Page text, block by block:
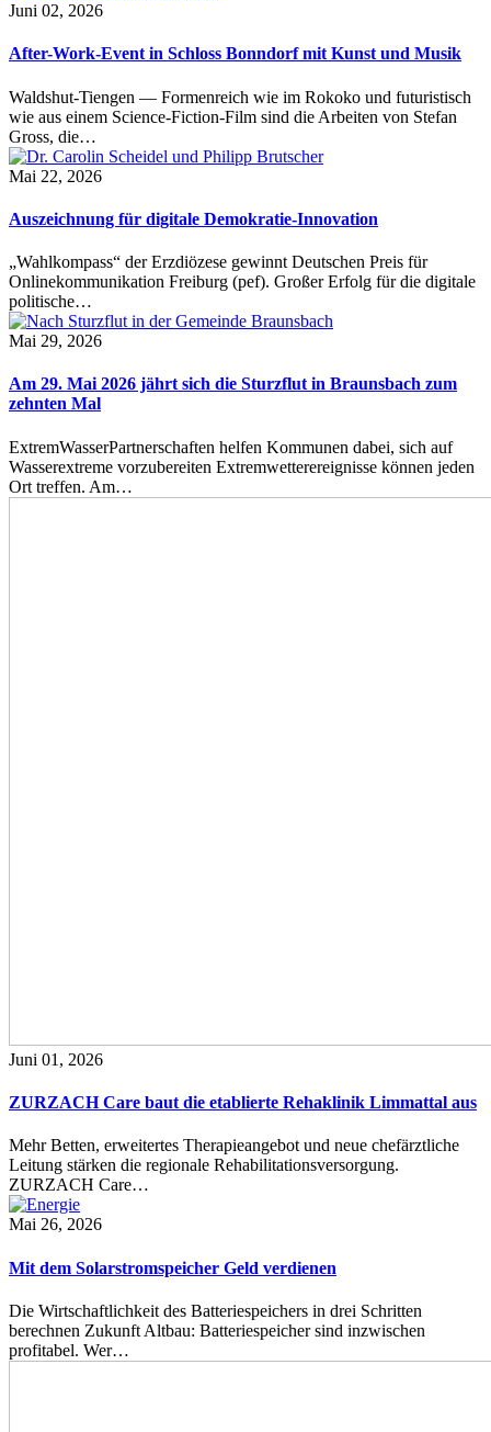
Juni 02, 2026
After-Work-Event in Schloss Bonndorf mit Kunst und Musik
Waldshut-Tiengen — Formenreich wie im Rokoko und futuristisch
wie aus einem Science-Fiction-Film sind die Arbeiten von Stefan
Gross, die…
Mai 22, 2026
Auszeichnung für digitale Demokratie-Innovation
„Wahlkompass“ der Erzdiözese gewinnt Deutschen Preis für
Onlinekommunikation Freiburg (pef). Großer Erfolg für die digitale
politische…
Mai 29, 2026
Am 29. Mai 2026 jährt sich die Sturzflut in Braunsbach zum
zehnten Mal
ExtremWasserPartnerschaften helfen Kommunen dabei, sich auf
Wasserextreme vorzubereiten Extremwetterereignisse können jeden
Ort treffen. Am…
Juni 01, 2026
ZURZACH Care baut die etablierte Rehaklinik Limmattal aus
Mehr Betten, erweitertes Therapieangebot und neue chefärztliche
Leitung stärken die regionale Rehabilitationsversorgung.
ZURZACH Care…
Mai 26, 2026
Mit dem Solarstromspeicher Geld verdienen
Die Wirtschaftlichkeit des Batteriespeichers in drei Schritten
berechnen Zukunft Altbau: Batteriespeicher sind inzwischen
profitabel. Wer…